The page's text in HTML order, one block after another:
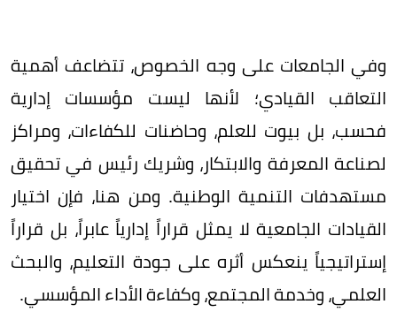
وفي الجامعات على وجه الخصوص، تتضاعف أهمية
التعاقب القيادي؛ لأنها ليست مؤسسات إدارية
فحسب، بل بيوت للعلم، وحاضنات للكفاءات، ومراكز
لصناعة المعرفة والابتكار، وشريك رئيس في تحقيق
مستهدفات التنمية الوطنية. ومن هنا، فإن اختيار
القيادات الجامعية لا يمثل قراراً إدارياً عابراً، بل قراراً
إستراتيجياً ينعكس أثره على جودة التعليم، والبحث
العلمي، وخدمة المجتمع، وكفاءة الأداء المؤسسي.